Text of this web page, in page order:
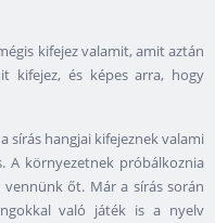
kifejez valamit, amit aztán
kifejez, és képes arra, hogy
sírás hangjai kifejeznek valami
A környezetnek próbálkoznia
vennünk őt. Már a sírás során
való játék is a nyelv